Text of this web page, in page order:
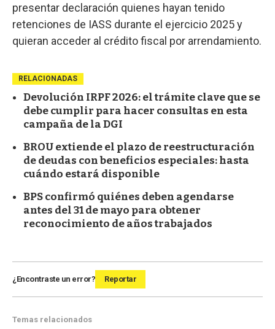
presentar declaración quienes hayan tenido
retenciones de IASS durante el ejercicio 2025 y
quieran acceder al crédito fiscal por arrendamiento.
RELACIONADAS
Devolución IRPF 2026: el trámite clave que se
debe cumplir para hacer consultas en esta
campaña de la DGI
BROU extiende el plazo de reestructuración
de deudas con beneficios especiales: hasta
cuándo estará disponible
BPS confirmó quiénes deben agendarse
antes del 31 de mayo para obtener
reconocimiento de años trabajados
¿Encontraste un error? Reportar
Temas relacionados